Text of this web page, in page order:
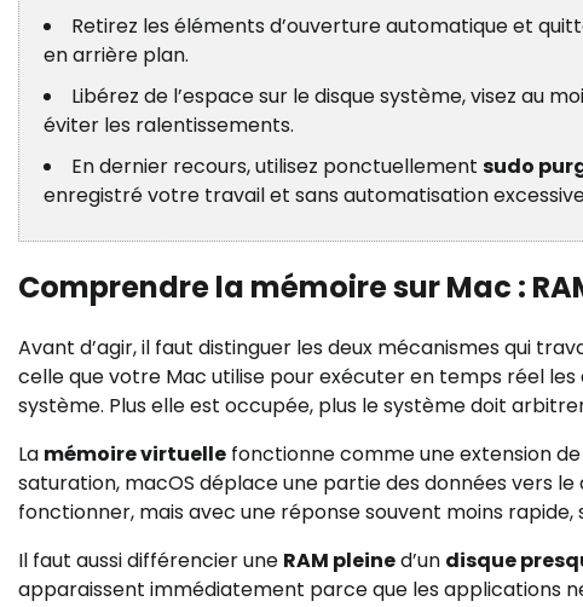
Retirez les éléments d’ouverture automatique et
en arrière plan.
Libérez de l’espace sur le disque système, visez au
éviter les ralentissements.
En dernier recours, utilisez ponctuellement sudo
enregistré votre travail et sans automatisation
Comprendre la mémoire sur Mac :
Avant d’agir, il faut distinguer les deux mécanismes qui
celle que votre Mac utilise pour exécuter en temps réel
système. Plus elle est occupée, plus le système doit
La mémoire virtuelle fonctionne comme une extension
saturation, macOS déplace une partie des données vers
fonctionner, mais avec une réponse souvent moins rapide,
Il faut aussi différencier une RAM pleined’un disque
apparaissent immédiatement parce que les applications